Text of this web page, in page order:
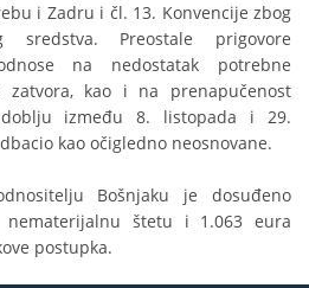
i Zadru i čl. 13. Konvencije zbog
sredstva. Preostale prigovore
na nedostatak potrebne
kao i na prenapučenost
između 8. listopada i 29.
kao očigledno neosnovane.
Bošnjaku je dosuđeno
štetu i 1.063 eura
postupka.